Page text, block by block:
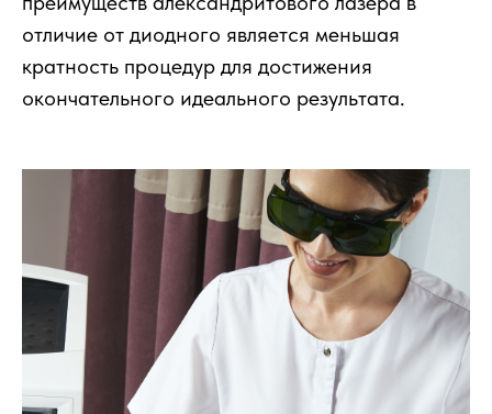
отличие от диодного является меньшая
кратность процедур для достижения
окончательного идеального результата.